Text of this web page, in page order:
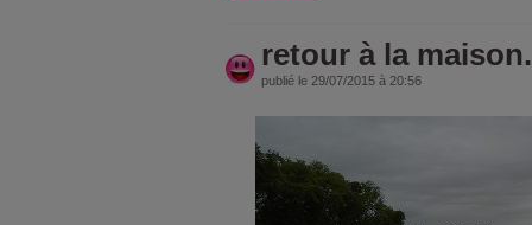
retour à la
publié le 29/07/2015 à 20:56